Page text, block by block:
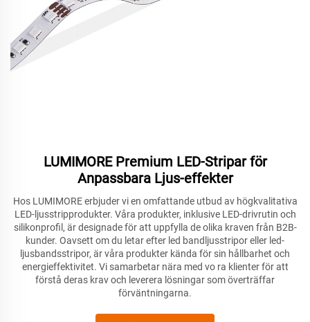
LUMIMORE Premium LED-Stripar för
Anpassbara Ljus-effekter
Hos LUMIMORE erbjuder vi en omfattande utbud av högkvalitativa
LED-ljusstripprodukter. Våra produkter, inklusive LED-drivrutin och
silikonprofil, är designade för att uppfylla de olika kraven från B2B-
kunder. Oavsett om du letar efter led bandljusstripor eller led-
ljusbandsstripor, är våra produkter kända för sin hållbarhet och
energieffektivitet. Vi samarbetar nära med vo ra klienter för att
förstå deras krav och leverera lösningar som överträffar
förväntningarna.